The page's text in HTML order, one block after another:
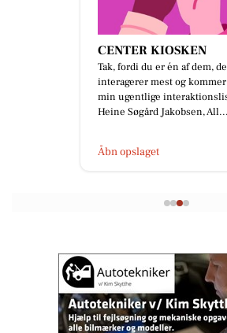
CENTER KIOSKEN
Tak, fordi du er én af dem,
interagerer mest og kommer
min ugentlige
Heine Søgård Jakobsen, All...
Åbn opslaget